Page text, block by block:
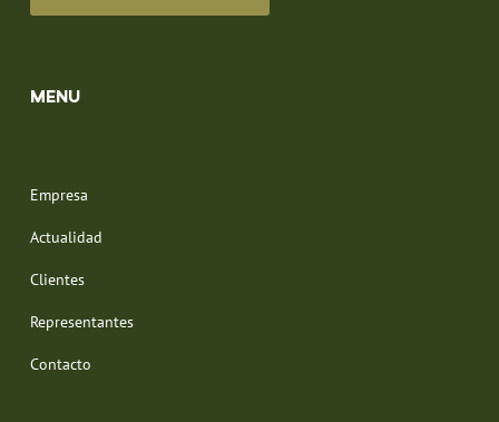
MENU
Empresa
Actualidad
Clientes
Representantes
Contacto